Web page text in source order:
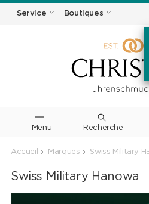
Service Boutiques
Menu Recherche
Accueil Marques Swiss Military
Swiss Military Hanowa